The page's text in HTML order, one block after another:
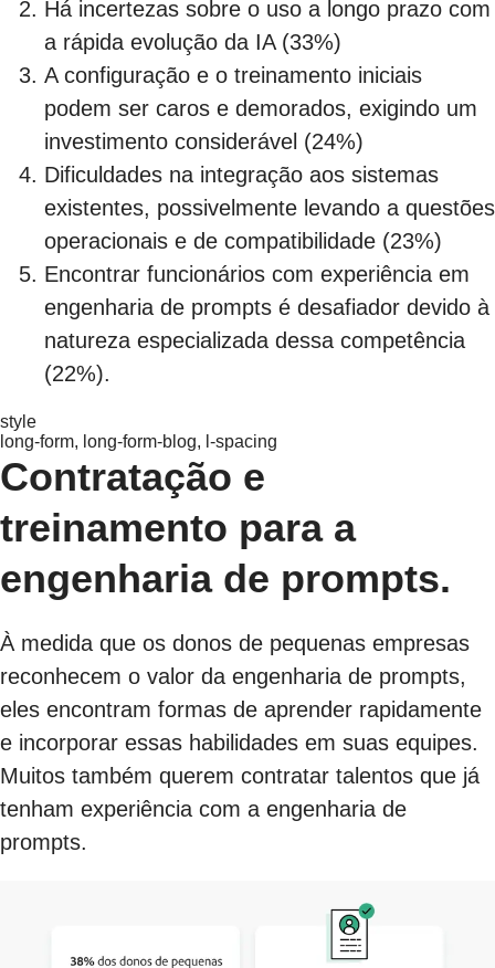
Há incertezas sobre o uso a longo prazo com
a rápida evolução da IA (33%)
A configuração e o treinamento iniciais
podem ser caros e demorados, exigindo um
investimento considerável (24%)
Dificuldades na integração aos sistemas
existentes, possivelmente levando a questões
operacionais e de compatibilidade (23%)
Encontrar funcionários com experiência em
engenharia de prompts é desafiador devido à
natureza especializada dessa competência
(22%).
style
long-form, long-form-blog, l-spacing
Contratação e
treinamento para a
engenharia de prompts.
À medida que os donos de pequenas empresas
reconhecem o valor da engenharia de prompts,
eles encontram formas de aprender rapidamente
e incorporar essas habilidades em suas equipes.
Muitos também querem contratar talentos que já
tenham experiência com a engenharia de
prompts.